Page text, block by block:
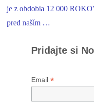
je z obdobia 12 000
pred naším …
Pridajte si
Email *